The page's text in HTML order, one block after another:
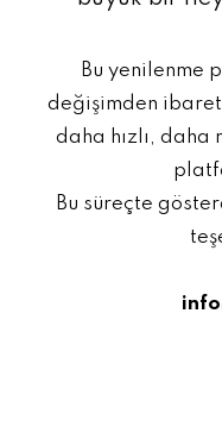
Bu yenilenme
değişimden ibaret
daha hızlı,
Bu süreçte